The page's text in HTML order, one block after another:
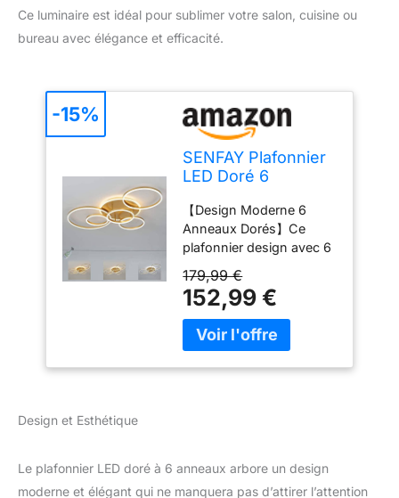
Ce luminaire est idéal pour sublimer votre salon, cuisine ou
bureau avec élégance et efficacité.
SENFAY Plafonnier
LED Doré 6
Lampe Plafond
Moderne Dimmable
avec
Télécommande,
Luminaire Intérieur
Réglable 3000K-
6000K, Éclairage
LED pour Salon
Chambre Salle à
【Design Moderne 6
Anneaux Dorés】Ce
plafonnier design avec 6
une décoration élégante
et contemporaine à votre
intérieur. Sa forme
géométrique originale
réglage de la température
de couleur de 3000K à
179,99 €
152,99 €
-15%
Design et Esthétique
Le plafonnier LED doré à 6 anneaux arbore un design
moderne et élégant qui ne manquera pas d’attirer l’attention